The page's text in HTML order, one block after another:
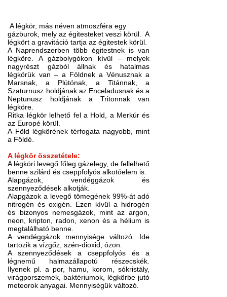
A légkör, más néven atmoszféra egy
gázburok, mely az égitesteket veszi körül. A
légkört a gravitáció tartja az égitestek körül.
A Naprendszerben több égitestnek is van
légköre. A gázbolygókon kívül – melyek
nagyrészt gázból állnak és hatalmas
légkörük van – a Földnek a Vénusznak a
Marsnak, a Plútónak, a Titánnak, a
Szaturnusz holdjának az Enceladusnak és a
Neptunusz holdjának a Tritonnak van
légköre.
Ritka légkör lelhető fel a Hold, a Merkúr és
az Europé körül.
A Föld légkörének térfogata nagyobb, mint
a Földé.
A légkör összetétele:
A légköri levegő főleg gázelegy, de fellelhető
benne szilárd és cseppfolyós alkotóelem is.
Alapgázok, vendéggázok és
szennyeződések alkotják.
Alapgázok a levegő tömegének 99%-át adó
nitrogén és oxigén. Ezen kívül a hidrogén
és bizonyos nemesgázok, mint az argon,
neon, kripton, radon, xenon és a hélium is
megtalálható benne.
A vendéggázok mennyisége változó. Ide
tartozik a vízgőz, szén-dioxid, ózon.
A szennyeződések a cseppfolyós és a
légnemű halmazállapotú részecskék.
Ilyenek pl. a por, hamu, korom, sókristály,
virágporszemek, baktériumok, légkörbe jutó
meteorok anyagai. Mennyiségük változó.